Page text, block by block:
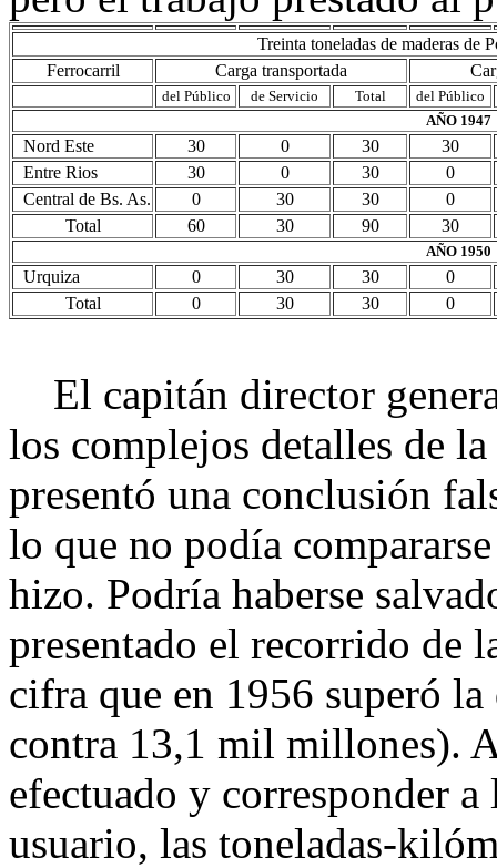
Treinta toneladas de maderas de
Ferrocarril
Carga transportada
del Público de Servicio Total
del Público
AÑO 1947
Nord Este 30 0 30
30
Entre Rios
30 0 30
0
Central de Bs. As.
0 30 30
0
Total
60 30 90 30
AÑO 1950
Urquiza 0 30 30
0
Total
0 30 30 0
El capitán director
los complejos detalles de
presentó una conclusión
lo que no podía
hizo. Podría haberse
presentado el recorrido de
cifra que en 1956 superó
contra 13,1 mil millones).
efectuado y corresponder
usuario, las toneladas-